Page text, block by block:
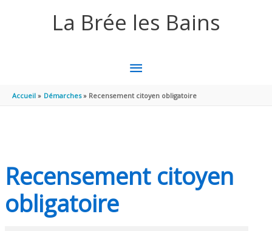
La Brée les Bains
MENU
PRINCIPAL
Accueil Démarches Recensement citoyen obligatoire
Recensement citoyen
obligatoire